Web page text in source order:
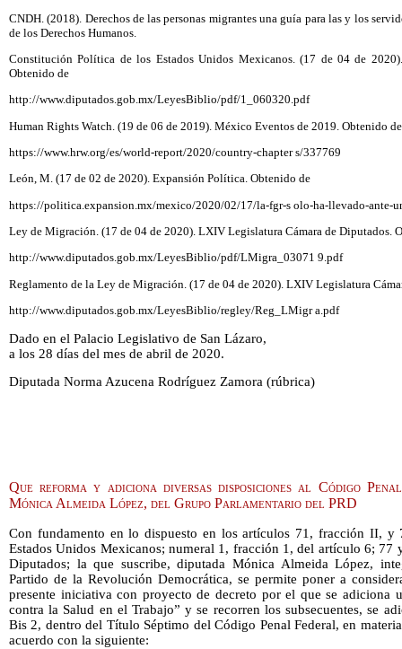
CNDH. (2018). Derechos de las personas migrantes una guía para las y los
de los Derechos Humanos.
Constitución Política de los Estados Unidos Mexicanos. (17 de 04 de
Obtenido de
http://www.diputados.gob.mx/LeyesBiblio/pdf/1_060320.pdf
Human Rights Watch. (19 de 06 de 2019). México Eventos de 2019. Obtenido
https://www.hrw.org/es/world-report/2020/country-chapter s/337769
León, M. (17 de 02 de 2020). Expansión Política. Obtenido de
https://politica.expansion.mx/mexico/2020/02/17/la-fgr-s olo-ha-llevado-ante-
Ley de Migración. (17 de 04 de 2020). LXIV Legislatura Cámara de Diputados.
http://www.diputados.gob.mx/LeyesBiblio/pdf/LMigra_03071 9.pdf
Reglamento de la Ley de Migración. (17 de 04 de 2020). LXIV Legislatura
http://www.diputados.gob.mx/LeyesBiblio/regley/Reg_LMigr a.pdf
Dado en el Palacio Legislativo de San Lázaro,
a los 28 días del mes de abril de 2020.
Diputada Norma Azucena Rodríguez Zamora (rúbrica)
Que reforma y adiciona diversas disposiciones al Código
Mónica Almeida López, del Grupo Parlamentario del PRD
Con fundamento en lo dispuesto en los artículos 71, fracción II, y
Estados Unidos Mexicanos; numeral 1, fracción 1, del artículo 6; 77
Diputados; la que suscribe, diputada Mónica Almeida López,
Partido de la Revolución Democrática, se permite poner a
presente iniciativa con proyecto de decreto por el que se adiciona
contra la Salud en el Trabajo” y se recorren los subsecuentes, se
Bis 2, dentro del Título Séptimo del Código Penal Federal, en
acuerdo con la siguiente: